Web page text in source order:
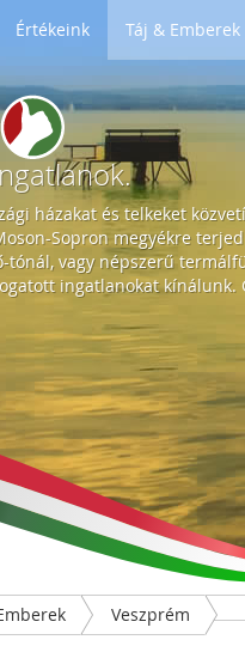
Értékeink Táj & Emberek
házakat és telkeket
Sopron megyékre
tónál, vagy népszerű
ingatlanokat
Veszprém